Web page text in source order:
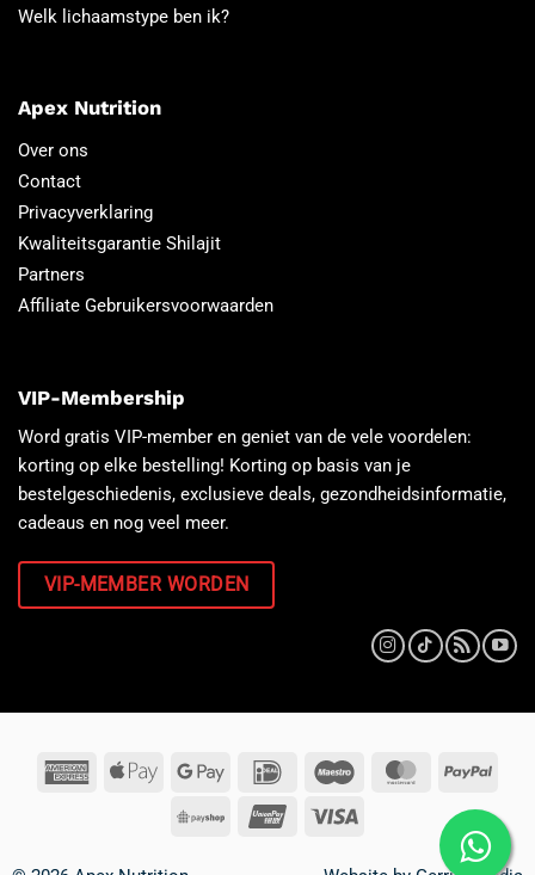
Welk lichaamstype ben ik?
Apex Nutrition
Over ons
Contact
Privacyverklaring
Kwaliteitsgarantie Shilajit
Partners
Affiliate Gebruikersvoorwaarden
VIP-Membership
Word gratis VIP-member en geniet van de vele voordelen:
korting op elke bestelling! Korting op basis van je
bestelgeschiedenis, exclusieve deals, gezondheidsinformatie,
cadeaus en nog veel meer.
VIP-MEMBER WORDEN